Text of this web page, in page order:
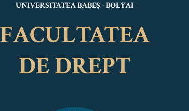
UNIVERSITATEA BABEȘ - BOLYAI
FACULTATEA
DE DREPT